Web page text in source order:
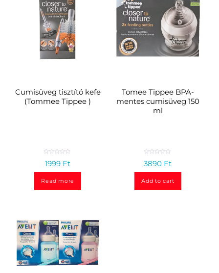
Cumisüveg tisztító kefe
(Tommee Tippee )
e
d
0
1999 Ft
Read more
Tomee Tippee BPA-
mentes cumisüveg 150
ml
a
e
d
0
3890 Ft
Add to cart